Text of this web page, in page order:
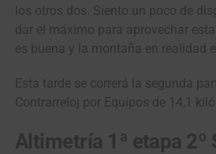
los otros dos. Siento un poco de
dar el máximo para aprovechar
es buena y la montaña en realidad
Esta tarde se correrá la segunda
Contrarreloj por Equipos de 14,1
Altimetría 1ª etapa 2º